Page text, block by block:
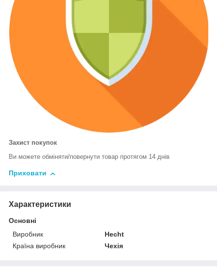
Захист покупок
Ви можете обміняти/повернути товар протягом 14 днів
Приховати
Характеристики
Основні
Виробник
Hecht
Країна виробник
Чехія